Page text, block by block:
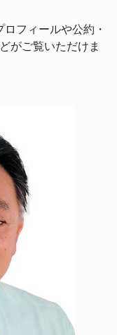
フィールや公約・
がご覧いただけま